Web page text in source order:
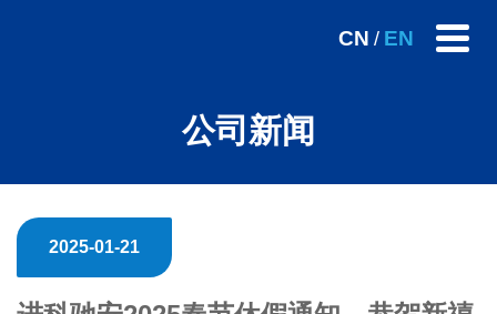
CN / EN
公司新闻
2025-01-21